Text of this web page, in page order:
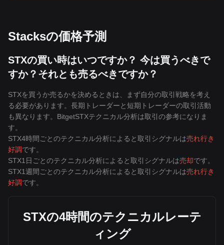
Stacksの価格予測
STXの買い時はいつですか？ 今は買うべきで
すか？それとも売るべきですか？
STXを買うか売るかを決めるときは、まず自分の取引戦略を考え
る必要があります。長期トレーダーと短期トレーダーの取引活動
も異なります。BitgetSTXテクニカル分析は取引の参考になりま
す。
STX4時間ごとのテクニカル分析によると取引シグナルは売れ行き
好調です。
STX1日ごとのテクニカル分析によると取引シグナルは売却です。
STX1週間ごとのテクニカル分析によると取引シグナルは売れ行き
好調です。
STXの4時間のテクニカルレーテ
ィング